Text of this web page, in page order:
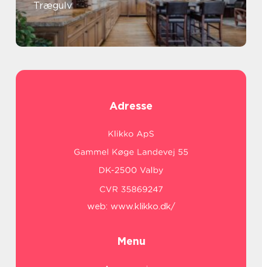
Trægulv
Adresse
web: www.klikko.dk/
Menu